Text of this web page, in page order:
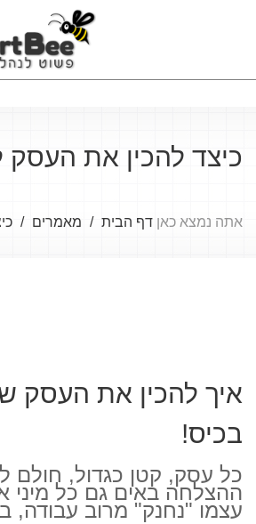
כיצד להכין את העסק
אתה נמצא כאן דף הבית מאמרים
בכיס!
כל עסק, קטן כגדול, חולם
ההצלחה באים גם כל מיני
עצמו "נחנק" מרוב עבודה,